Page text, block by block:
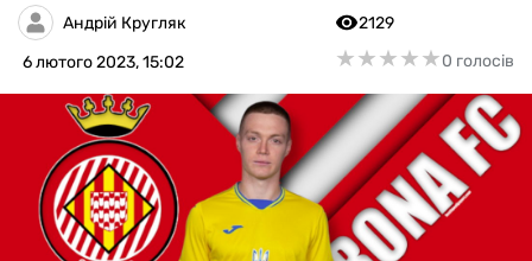
РІЗНЕАндрій Кругляк
6 лютого 2023, 15:02
2129
★★★★★
★★★★★0 голосів